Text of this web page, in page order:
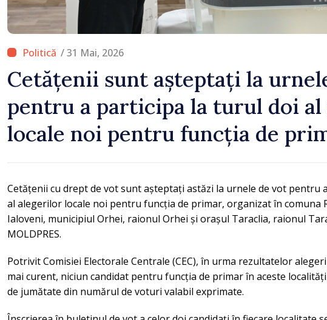
/ 31 Mai, 2026
Cetățenii sunt așteptați la
pentru a participa la turul doi
locale noi pentru funcția de
Cetățenii cu drept de vot sunt așteptați astăzi la urnele de vot pentru
al alegerilor locale noi pentru funcția de primar, organizat în comuna
Ialoveni, municipiul Orhei, raionul Orhei și orașul Taraclia, raionul
MOLDPRES.
Potrivit Comisiei Electorale Centrale (CEC), în urma rezultatelor
mai curent, niciun candidat pentru funcția de primar în aceste
de jumătate din numărul de voturi valabil exprimate.